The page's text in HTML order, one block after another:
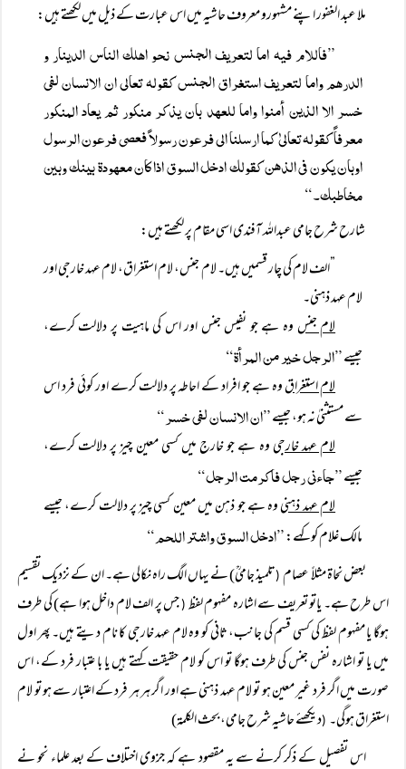
ملا عبد الغفور اپنے مشہورو معروف حاشیہ میں اس عبارت کے ذیل میں لکھتے ہیں:
”فاللام فيه اما لتعريف الجنس نحو اهلك الناس الدينار و
الدرهم واما لتعريف استغراق الجنس كقوله تعالى ان الانسان لفی
خسر الا الذين أمنوا واما للعهد بان يذكر منكور ثم يعاد المنكور
معرفاً کقوله تعالیٰ کما ارسلنا الى فرعون رسولاً فعصی فرعون الرسول
اوبان یکون فی الذهن كقولك ادخل السوق اذا كان معهودة بينك وبين
مخاطبك۔“
شارح شرح جامی عبداللہ آفندی اسی مقام پر لکھتے ہیں:
”الف لام کی چار قسمیں ہیں۔ لام جنس، لام استغراق، لام عہد خارجی اور
لام عہد ذہنی۔
لام جنس وہ ہے جو نفیس جنس اور اس کی ماہیت پر دلالت کرے،
جیسے”الرجل خير من المرأة“
لام استغراقوہ ہے جو افراد کے احاطہ پر دلالت کرے اور کوئی فرد اس
سے مستثنیٰ نہ ہو، جیسے”ان الانسان لفی خسر“
لام عہد خارجیوہ ہے جو خارج میں کسی معین چیز پر دلالت کرے،
جیسے”جاءنی رجل فاکرمت الرجل“
لام عہد ذہنیوہ ہے جو ذہن میں معین کسی چیز پر دلالت کرے، جیسے
مالک غلام کو کہے:”ادخل السوق واشتر اللحم“
بعض نحاة مثلاً عصام(تلمیذ جامیؒ) نے یہاں الگ راہ نکالی ہے۔ ان کے نزدیک تقسیم
اس طرح ہے۔ یاتو تعریف سے اشارہ مفہوم لفظ (جس پر الف لام داخل ہوا ہے) کی طرف
ہوگا یا مفہوم لفظ کی کسی قسم کی جانب، ثانی کو وہ لام عہد خارجی کا نام دیتے ہیں۔ پھر اول
میں یا تو اشارہ نفس جنس کی طرف ہوگا تو اس کو لام حقیقت کہتے ہیں یا با عتبار فرد کے، اس
صورت میں اگر فرد غیر معین ہو تو لام عہد ذہنی ہے اور اگر ہر ہر فرد کے اعتبار سے ہو تو لام
استغراق ہوگی۔ (دیکھئے حاشیہ شرح جامی، بحث الکلمۃ)
اس تفصیل کے ذکر کرنے سے یہ مقصود ہے کہ جزوی اختلاف کے بعد علماء نحو نے